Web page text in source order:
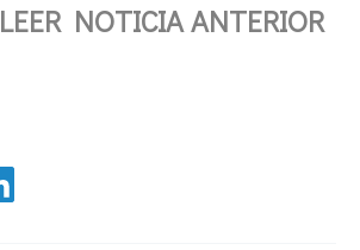
LEER NOTICIA ANTERIOR